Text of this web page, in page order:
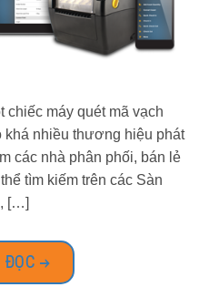
chiếc máy quét mã vạch
khá nhiều thương hiệu phát
các nhà phân phối, bán lẻ
tìm kiếm trên các Sàn
[…]
ĐỌC →